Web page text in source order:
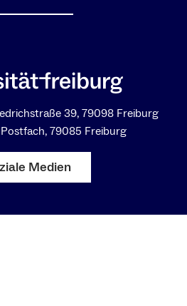
39, 79098 Freiburg
79085 Freiburg
Medien